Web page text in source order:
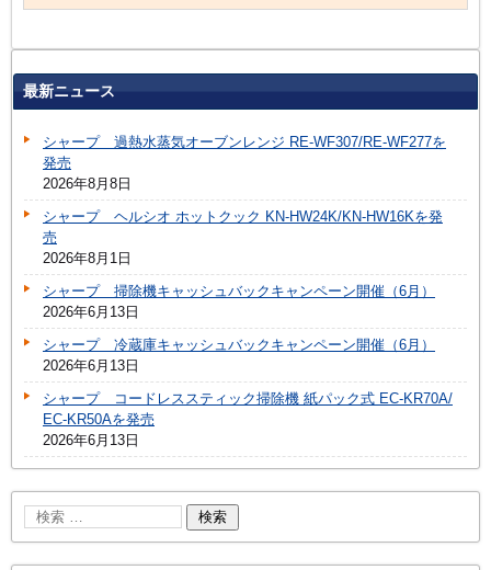
最新ニュース
シャープ 過熱水蒸気オーブンレンジ RE-WF307/RE-WF277を
発売
2026年8月8日
シャープ ヘルシオ ホットクック KN-HW24K/KN-HW16Kを発
売
2026年8月1日
シャープ 掃除機キャッシュバックキャンペーン開催（6月）
2026年6月13日
シャープ 冷蔵庫キャッシュバックキャンペーン開催（6月）
2026年6月13日
シャープ コードレススティック掃除機 紙パック式 EC-KR70A/
EC-KR50Aを発売
2026年6月13日